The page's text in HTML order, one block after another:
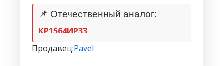
📌 Отечественный аналог:
КР1564ИР33
Продавец:Pavel